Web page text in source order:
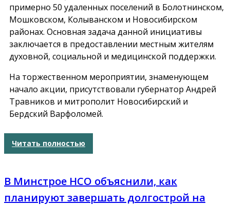
примерно 50 удаленных поселений в Болотнинском,
Мошковском, Колыванском и Новосибирском
районах. Основная задача данной инициативы
заключается в предоставлении местным жителям
духовной, социальной и медицинской поддержки.
На торжественном мероприятии, знаменующем
начало акции, присутствовали губернатор Андрей
Травников и митрополит Новосибирский и
Бердский Варфоломей.
Читать полностью
В Минстрое НСО объяснили, как
планируют завершать долгострой на